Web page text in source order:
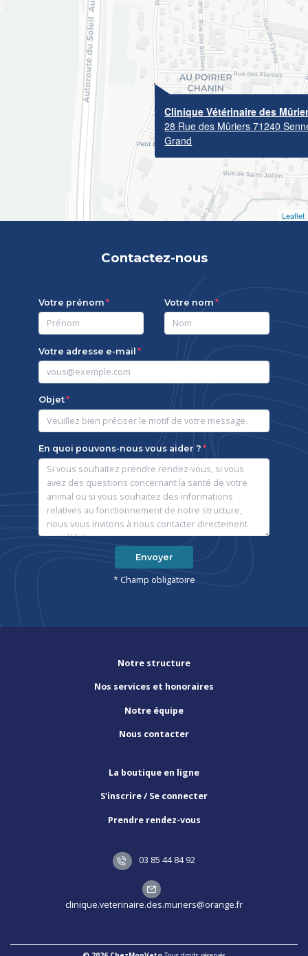
Clinique Vétérinaire des
28 Rue des Mûriers 71240
Grand
Leaflet
Contactez-nous
Votre prénom Votre nom
Votre adresse e-mail
Objet
En quoi pouvons-nous vous aider ?
Envoyer
* Champ obligatoire
Notre structure
Nos services et honoraires
Notre équipe
Nous contacter
La boutique en ligne
S'inscrire / Se connecter
Prendre rendez-vous
03 85 44 84 92
clinique.veterinaire.des.muriers@orange.fr